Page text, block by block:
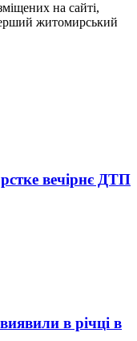
на сайті,
житомирський
вечірнє ДТП
в річці в